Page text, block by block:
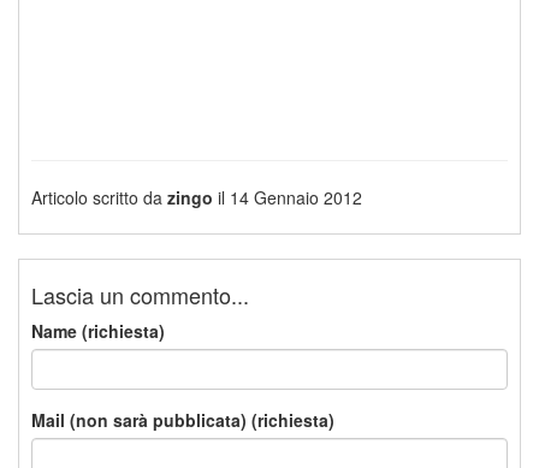
Articolo scritto da zingo il 14 Gennaio 2012
Lascia un commento...
Name (richiesta)
Mail (non sarà pubblicata) (richiesta)